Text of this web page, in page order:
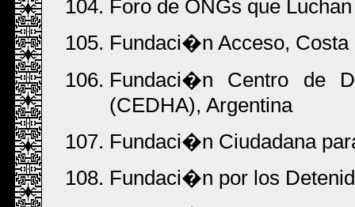
Foro de ONGs que
Fundaci�n Acceso, Costa
Fundaci�n Centro de
(CEDHA), Argentina
Fundaci�n Ciudadana
Fundaci�n por los